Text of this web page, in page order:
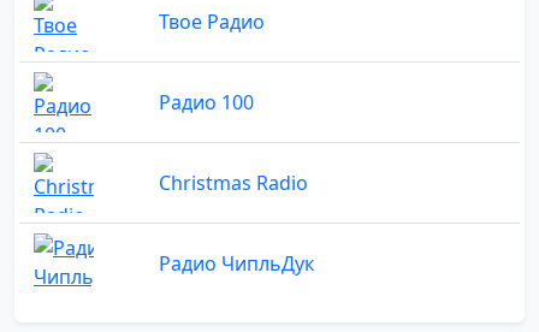
Твое Радио
Радио 100
Christmas Radio
Радио ЧипльДук